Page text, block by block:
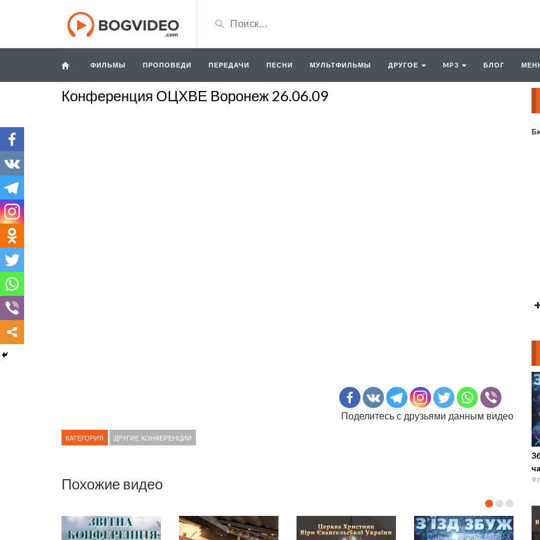
ФИЛЬМЫ ПРОПОВЕДИ ПЕРЕДАЧИ ПЕСНИ МУЛЬТФИЛЬМЫ ДРУГОЕ MP3 БЛОГ
Конференция ОЦХВЕ Воронеж 26.06.09
Поделитесь с друзьями данным видео
КАТЕГОРИЯ ДРУГИЕ КОНФЕРЕНЦИИ
Похожие видео 9